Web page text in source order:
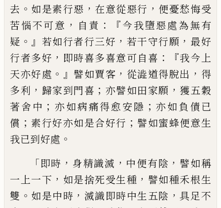
去 。 如是素行惡 ， 在意從惡行 ， 便憂愁悔受
苦惱不可意 ， 自責 ：『今我墮惡處為無有
疑 。』 若如行者行三好 ， 若干守行願 ， 最好
行者多好 ， 即時喜多喜意可自喜 ：『我今上
天亦好處 。』 譬如賈客 ， 從澁道得脫出 ， 得
多利 ， 歸家到門喜 ； 亦譬如田家願 ， 獲五穀
著舍中 ； 亦如病痛得愈安隱 ； 亦如負債已
償 ； 素行好亦如是合好行 ； 譬如蜜蜂便意生
我已到好處 。
「即時 ， 身精識滅 ， 中便有陰 ， 譬如稱
一上一下 ， 如是捨死受生種 ， 譬如種禾根生
雙 。 如是中時 ， 滅識即時中生五陰 ，具足不